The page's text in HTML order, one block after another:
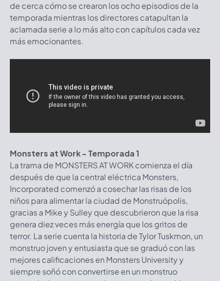
de cerca cómo se crearon los ocho episodios de la
temporada mientras los directores catapultan la
aclamada serie a lo más alto con capítulos cada vez
más emocionantes.
Monsters at Work - Temporada 1
La trama de MONSTERS AT WORK comienza el día
después de que la central eléctrica Monsters,
Incorporated comenzó a cosechar las risas de los
niños para alimentar la ciudad de Monstruópolis,
gracias a Mike y Sulley que descubrieron que la risa
genera diez veces más energía que los gritos de
terror. La serie cuenta la historia de Tylor Tuskmon, un
monstruo joven y entusiasta que se graduó con las
mejores calificaciones en Monsters University y
siempre soñó con convertirse en un monstruo